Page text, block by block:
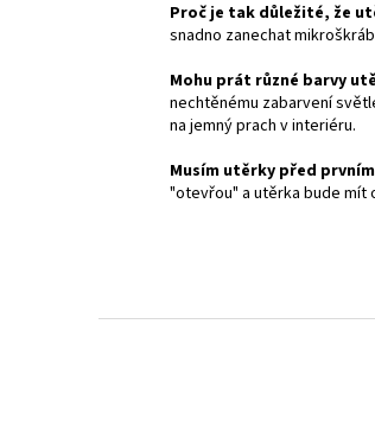
Proč je tak důležité, že
snadno zanechat
Mohu prát různé barvy
nechtěnému zabarvení
na jemný prach v interiéru.
Musím utěrky před
"otevřou" a utěrka bude mít